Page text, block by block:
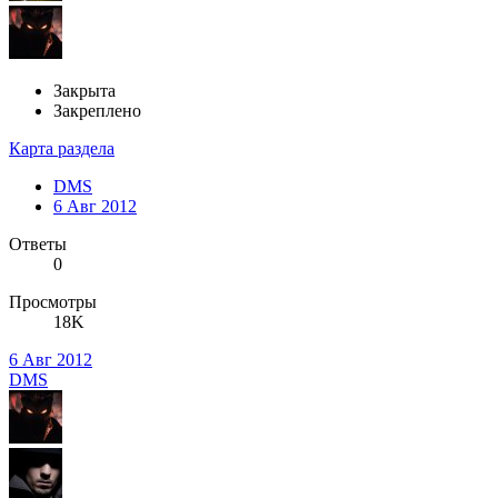
Закрыта
Закреплено
Карта раздела
DMS
6 Авг 2012
Ответы
0
Просмотры
18K
6 Авг 2012
DMS